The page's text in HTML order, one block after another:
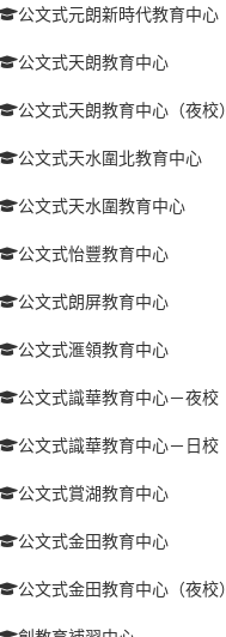
公文式元朗新時代教育中心
公文式天朗教育中心
公文式天朗教育中心（夜校）
公文式天水圍北教育中心
公文式天水圍教育中心
公文式怡豐教育中心
公文式朗屏教育中心
公文式滙領教育中心
公文式識華教育中心－夜校
公文式識華教育中心－日校
公文式賞湖教育中心
公文式金田教育中心
公文式金田教育中心（夜校）